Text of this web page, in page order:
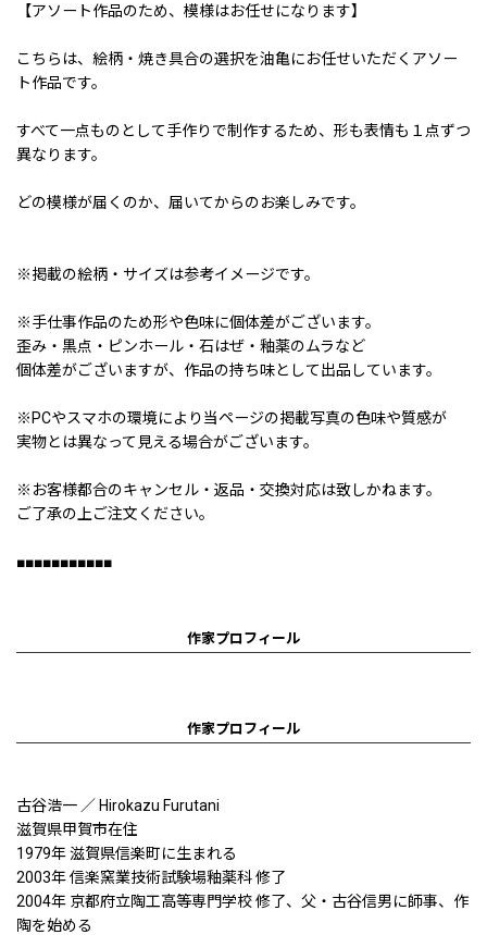
【アソート作品のため、模様はお任せになります】
こちらは、絵柄・焼き具合の選択を油亀にお任せいただくアソー
ト作品です。
すべて一点ものとして手作りで制作するため、形も表情も１点ずつ
異なります。
どの模様が届くのか、届いてからのお楽しみです。
※掲載の絵柄・サイズは参考イメージです。
※手仕事作品のため形や色味に個体差がございます。
歪み・黒点・ピンホール・石はぜ・釉薬のムラなど
個体差がございますが、作品の持ち味として出品しています。
※PCやスマホの環境により当ページの掲載写真の色味や質感が
実物とは異なって見える場合がございます。
※お客様都合のキャンセル・返品・交換対応は致しかねます。
ご了承の上ご注文ください。
■■■■■■■■■■■
作家プロフィール
作家プロフィール
古谷浩一 ／ Hirokazu Furutani
滋賀県甲賀市在住
1979年 滋賀県信楽町に生まれる
2003年 信楽窯業技術試験場釉薬科 修了
2004年 京都府立陶工高等専門学校 修了、父・古谷信男に師事、作
陶を始める